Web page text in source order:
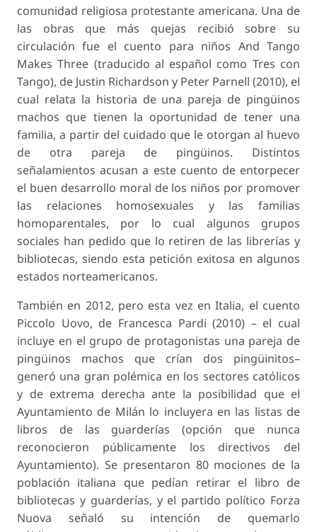
comunidad religiosa protestante americana. Una de
las obras que más quejas recibió sobre su
circulación fue el cuento para niños And Tango
Makes Three (traducido al español como Tres con
Tango), de Justin Richardson y Peter Parnell (2010), el
cual relata la historia de una pareja de pingüinos
machos que tienen la oportunidad de tener una
familia, a partir del cuidado que le otorgan al huevo
de otra pareja de pingüinos. Distintos
señalamientos acusan a este cuento de entorpecer
el buen desarrollo moral de los niños por promover
las relaciones homosexuales y las familias
homoparentales, por lo cual algunos grupos
sociales han pedido que lo retiren de las librerías y
bibliotecas, siendo esta petición exitosa en algunos
estados norteamericanos.
También en 2012, pero esta vez en Italia, el cuento
Piccolo Uovo, de Francesca Pardi (2010) – el cual
incluye en el grupo de protagonistas una pareja de
pingüinos machos que crían dos pingüinitos–
generó una gran polémica en los sectores católicos
y de extrema derecha ante la posibilidad que el
Ayuntamiento de Milán lo incluyera en las listas de
libros de las guarderías (opción que nunca
reconocieron públicamente los directivos del
Ayuntamiento). Se presentaron 80 mociones de la
población italiana que pedían retirar el libro de
bibliotecas y guarderías, y el partido político Forza
Nuova señaló su intención de quemarlo